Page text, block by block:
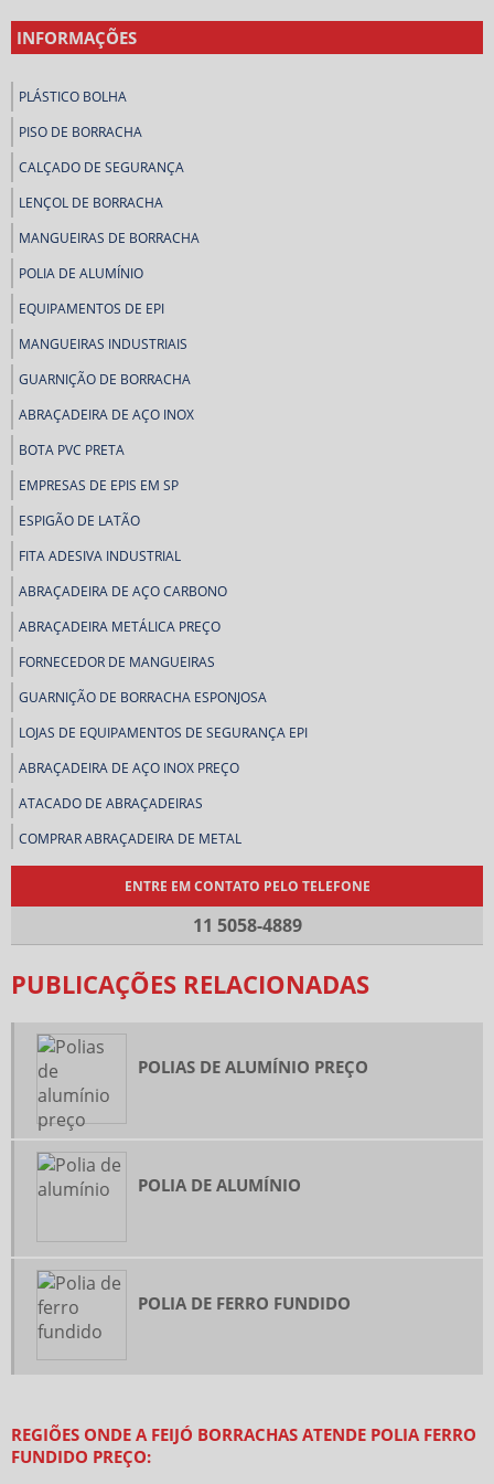
INFORMAÇÕES
PLÁSTICO BOLHA
PISO DE BORRACHA
CALÇADO DE SEGURANÇA
LENÇOL DE BORRACHA
MANGUEIRAS DE BORRACHA
POLIA DE ALUMÍNIO
EQUIPAMENTOS DE EPI
MANGUEIRAS INDUSTRIAIS
GUARNIÇÃO DE BORRACHA
ABRAÇADEIRA DE AÇO INOX
BOTA PVC PRETA
EMPRESAS DE EPIS EM SP
ESPIGÃO DE LATÃO
FITA ADESIVA INDUSTRIAL
ABRAÇADEIRA DE AÇO CARBONO
ABRAÇADEIRA METÁLICA PREÇO
FORNECEDOR DE MANGUEIRAS
GUARNIÇÃO DE BORRACHA ESPONJOSA
LOJAS DE EQUIPAMENTOS DE SEGURANÇA EPI
ABRAÇADEIRA DE AÇO INOX PREÇO
ATACADO DE ABRAÇADEIRAS
COMPRAR ABRAÇADEIRA DE METAL
COMPRAR CORREIAS INDUSTRIAIS
COMPRAR LENÇOL DE BORRACHA
CONEXÃO ESPIGÃO DE LATÃO
DISTRIBUIDOR DE EQUIPAMENTO DE PROTEÇÃO INDIVIDUAL
DISTRIBUIDOR DE LENÇOL DE BORRACHA
EMPRESA DE ABRAÇADEIRAS
FORNECEDOR DE ABRAÇADEIRAS
GUARNIÇÃO DE BORRACHA INDUSTRIAL
VENDA DE EPI ATACADO
VENDA DE EQUIPAMENTOS DE EPI
BOTA DE SEGURANÇA PREÇO
ENTRE EM CONTATO PELO TELEFONE
11 5058-4889
PUBLICAÇÕES RELACIONADAS
POLIAS DE ALUMÍNIO PREÇO
POLIA DE ALUMÍNIO
POLIA DE FERRO FUNDIDO
REGIÕES ONDE A FEIJÓ BORRACHAS ATENDE POLIA FERRO
FUNDIDO PREÇO: